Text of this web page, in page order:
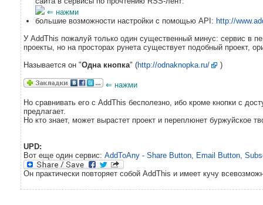
⇐ нажми
большие возможности настройки с помощью API: http://
У AddThis пожалуй только один существенный минус: сервис в
проекты, но на просторах рунета существует подобный проект,
Называется он "Одна кнопка" (http://odnaknopka.ru/ )
⇐ нажми
Но сравнивать его с AddThis бесполезно, ибо кроме кнопки с
предлагает.
Но кто знает, может вырастет проект и переплюнет буржуйское
UPD:
Вот еще один сервис: AddToAny - Share Button, Email Button,
Он практически повторяет собой AddThis и имеет кучу